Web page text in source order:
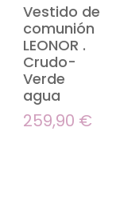
Vestido de
comunión
LEONOR .
Crudo-
Verde
agua
259,90 €